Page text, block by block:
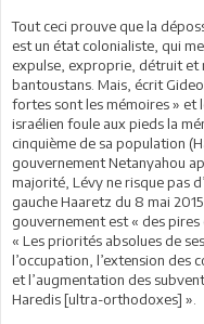
Tout ceci prouve que la
est un état colonialiste, qui
expulse, exproprie, détruit et
bantoustans. Mais, écrit
fortes sont les mémoires » et
israélien foule aux pieds la
cinquième de sa population
gouvernement Netanyahou
majorité, Lévy ne risque pas
gauche Haaretz du 8 mai
gouvernement est « des pires
« Les priorités absolues de
l’occupation, l’extension des
et l’augmentation des
Haredis [ultra-orthodoxes] ».